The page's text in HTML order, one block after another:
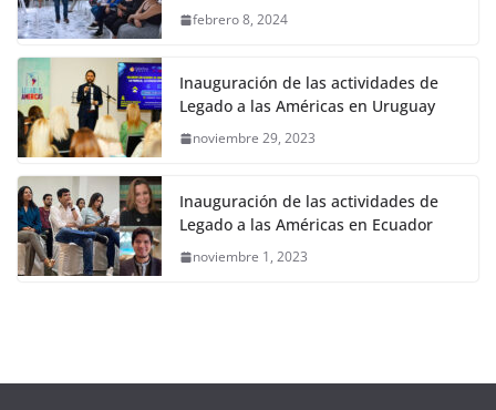
febrero 8, 2024
Inauguración de las actividades de
Legado a las Américas en Uruguay
noviembre 29, 2023
Inauguración de las actividades de
Legado a las Américas en Ecuador
noviembre 1, 2023